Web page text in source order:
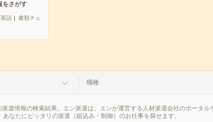
をさがす
英語
書類チェ
職種
遣情報の検索結果。エン派遣は、エンが運営する人材派遣会社のポータ
なたにピッタリの派遣（組込み・制御）のお仕事を探せます。